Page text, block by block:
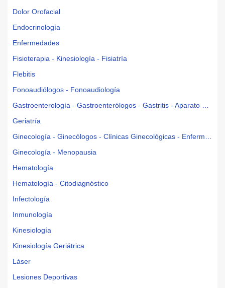
Dolor Orofacial
Endocrinología
Enfermedades
Fisioterapia - Kinesiología - Fisiatría
Flebitis
Fonoaudiólogos - Fonoaudiología
Gastroenterología - Gastroenterólogos - Gastritis - Aparato Digestivo
Geriatría
Ginecología - Ginecólogos - Clínicas Ginecológicas - Enfermedades de la Mujer
Ginecología - Menopausia
Hematología
Hematología - Citodiagnóstico
Infectología
Inmunología
Kinesiología
Kinesiología Geriátrica
Láser
Lesiones Deportivas